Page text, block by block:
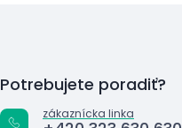
Potrebujete poradiť?
zákaznícka linka